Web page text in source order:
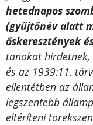
hetednapos
(gyűjtőnév alatt
őskeresztények
tanokat hirdetnek,
és az 1939:11.
ellentétben az
legszentebb
eltéríteni